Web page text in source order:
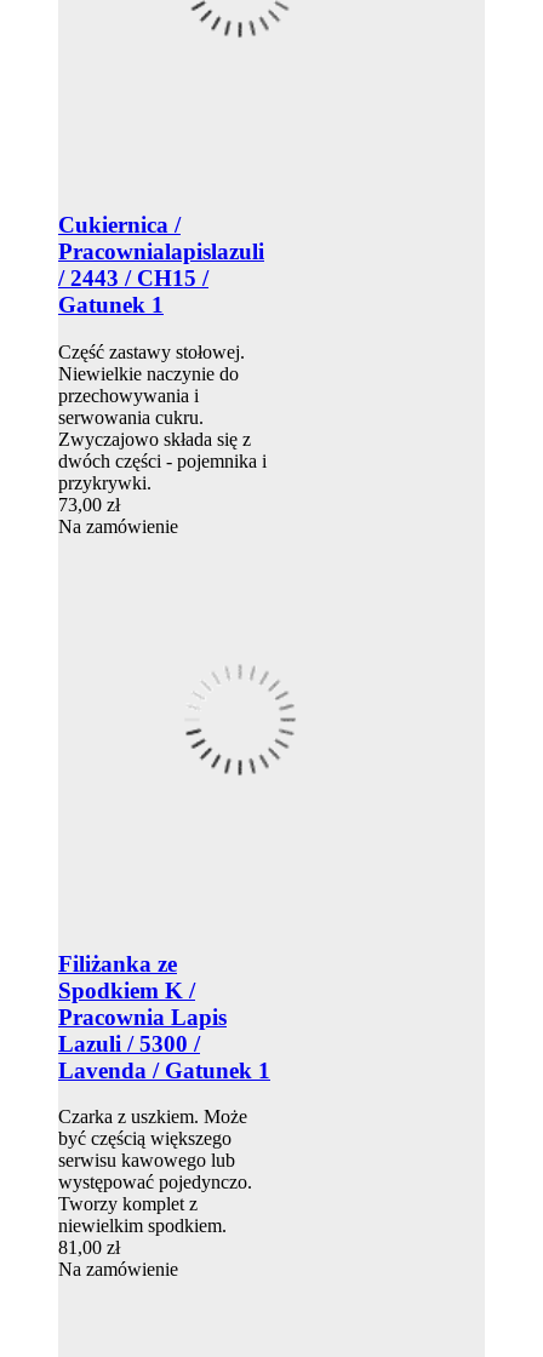
Cukiernica /
Pracownialapislazuli
/ 2443 / CH15 /
Gatunek 1
Część zastawy stołowej.
Niewielkie naczynie do
przechowywania i
serwowania cukru.
Zwyczajowo składa się z
dwóch części - pojemnika i
przykrywki.
73,00 zł
Na zamówienie
Filiżanka ze
Spodkiem K /
Pracownia Lapis
Lazuli / 5300 /
Lavenda / Gatunek 1
Czarka z uszkiem. Może
być częścią większego
serwisu kawowego lub
występować pojedynczo.
Tworzy komplet z
niewielkim spodkiem.
81,00 zł
Na zamówienie